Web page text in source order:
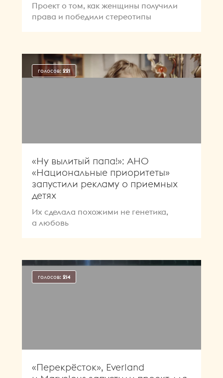
Проект о том, как женщины получили
права и победили стереотипы
голосов: 221
«Ну вылитый папа!»: АНО
«Национальные приоритеты»
запустили рекламу о приемных
детях
Их сделала похожими не генетика,
а любовь
голосов: 214
«Перекрёсток», Everland